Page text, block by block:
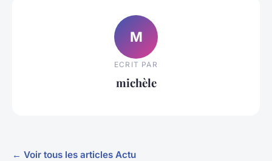
M
ECRIT PAR
michèle
← Voir tous les articles Actu